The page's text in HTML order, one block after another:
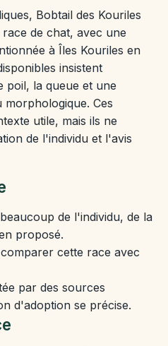
Bobtail des Kouriles
de chat, avec une
à Îles Kouriles en
insistent
poil, la queue et une
Ces
utile, mais ils ne
de l'individu et l'avis
de l'individu, de la
proposé.
cette race avec
par des sources
d'adoption se précise.